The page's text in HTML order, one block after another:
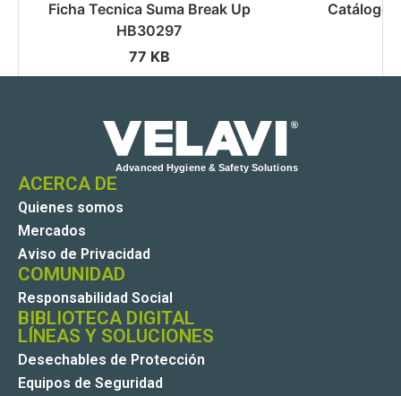
Ficha Tecnica Suma Break Up
HB30297
77 KB
Catálogo
ACERCA DE
Quienes somos
Mercados
Aviso de Privacidad
COMUNIDAD
Responsabilidad Social
BIBLIOTECA DIGITAL
LÍNEAS Y SOLUCIONES
Desechables de Protección
Equipos de Seguridad